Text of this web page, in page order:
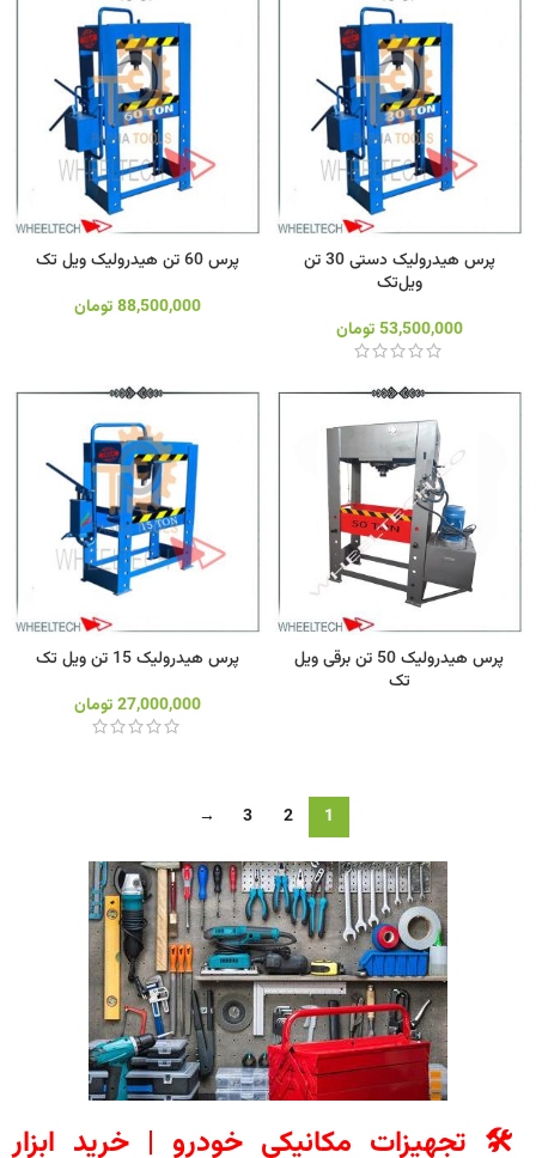
پرس هیدرولیک دستی 30 تن
ویل‌تک
53,500,000 تومان
پرس 60 تن هیدرولیک ویل تک
88,500,000 تومان
پرس هیدرولیک 50 تن برقی ویل
تک
پرس هیدرولیک 15 تن ویل تک
27,000,000 تومان
1
2
3
→
🛠️ تجهیزات مکانیکی خودرو | خرید ابزار